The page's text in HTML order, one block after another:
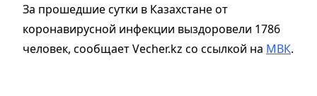
За прошедшие сутки в Казахстане от
коронавирусной инфекции выздоровели 1786
человек, сообщает Vecher.kz со ссылкой на МВК.